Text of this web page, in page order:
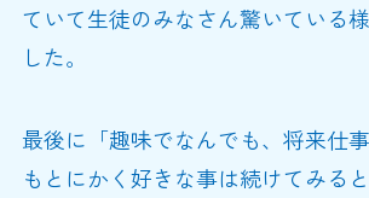
ていて生徒のみなさん驚いている
した。
最後に「趣味でなんでも、将来仕
もとにかく好きな事は続けてみる